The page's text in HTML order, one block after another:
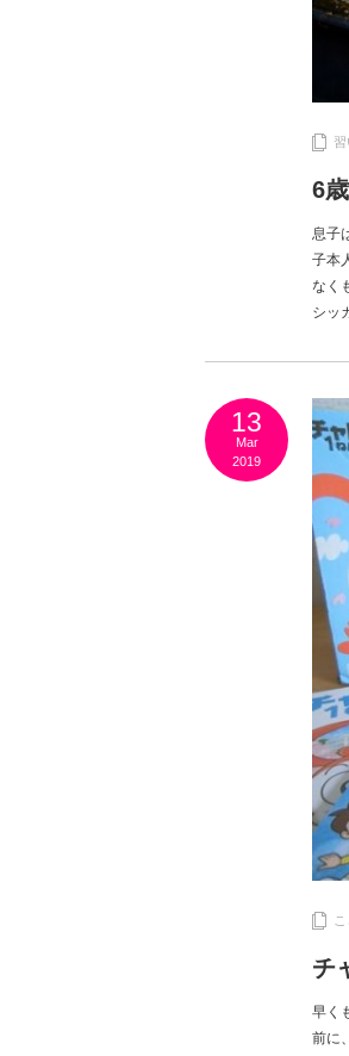
6
息子
子本
なく
シッ
13
Mar
2019
チ
早く
前に